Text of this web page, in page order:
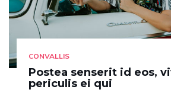
CONVALLIS
Postea senserit id eos,
periculis ei qui